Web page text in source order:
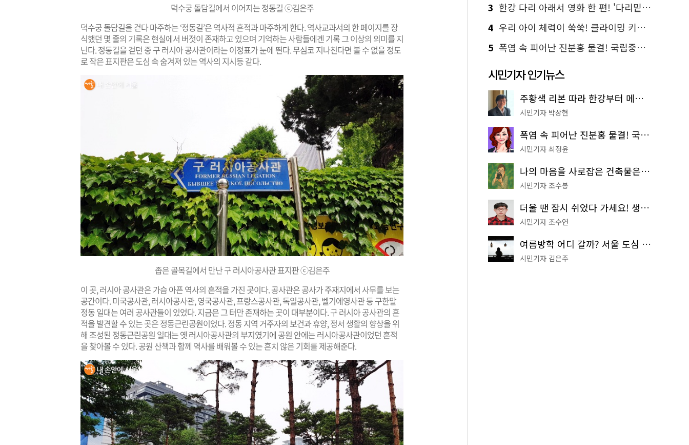
덕수궁 돌담길에서 이어지는 정동길 ⓒ김은주
덕수궁 돌담길을 걷다 마주하는 ‘정동길’은 역사적 흔적과 마주하게 한다. 역사교과서의 한 페이지를 장
식했던 몇 줄의 기록은 현실에서 버젓이 존재하고 있으며 기억하는 사람들에겐 기록 그 이상의 의미를 지
닌다. 정동길을 걷던 중 구 러시아 공사관이라는 이정표가 눈에 띈다. 무심코 지나친다면 볼 수 없을 정도
로 작은 표지판은 도심 속 숨겨져 있는 역사의 지시등 같다.
좁은 골목길에서 만난 구 러시아공사관 표지판 ⓒ김은주
이 곳, 러시아 공사관은 가슴 아픈 역사의 흔적을 가진 곳이다. 공사관은 공사가 주재지에서 사무를 보는
공간이다. 미국공사관, 러시아공사관, 영국공사관, 프랑스공사관, 독일공사관, 벨기에영사관 등 구한말
정동 일대는 여러 공사관들이 있었다. 지금은 그 터만 존재하는 곳이 대부분이다. 구 러시아 공사관의 흔
적을 발견할 수 있는 곳은 정동근린공원이었다. 정동 지역 거주자의 보건과 휴양, 정서 생활의 향상을 위
해 조성된 정동근린공원 일대는 옛 러시아공사관의 부지였기에 공원 안에는 러시아공사관이었던 흔적
을 찾아볼 수 있다. 공원 산책과 함께 역사를 배워볼 수 있는 흔치 않은 기회를 제공해준다.
3 한강 다리 아래서 영화 한 편! '다리밑 영화관' 무료 상영
4 우리 아이 체력이 쑥쑥! 클라이밍 키즈카페·어린이 체력장
5 폭염 속 피어난 진분홍 물결! 국립중앙박물관 배롱나무 명소
시민기자 인기뉴스
주황색 리본 따라 한강부터 메타세쿼이아 숲길까지…서울둘레길 15코스
시민기자 박상현
폭염 속 피어난 진분홍 물결! 국립중앙박물관 배롱나무 명소
시민기자 최정윤
나의 마음을 사로잡은 건축물은? '서울시 건축상' 수상작 공개!
시민기자 조수봉
더울 땐 잠시 쉬었다 가세요! 생수 냉장고부터 해피소·무더위쉼터까지
시민기자 조수연
여름방학 어디 갈까? 서울 도심 무료 실내 여행 코스 추천
시민기자 김은주